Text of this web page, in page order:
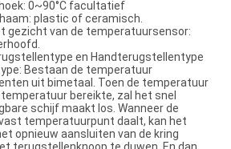
0~90°C facultatief
plastic of ceramisch.
gezicht van de temperatuursensor:
en Handterugstellentype
Bestaan de temperatuur
uit bimetaal. Toen de temperatuur
bereikte, zal het snel
schijf maakt los. Wanneer de
temperatuurpunt daalt, kan het
opnieuw aansluiten van de kring